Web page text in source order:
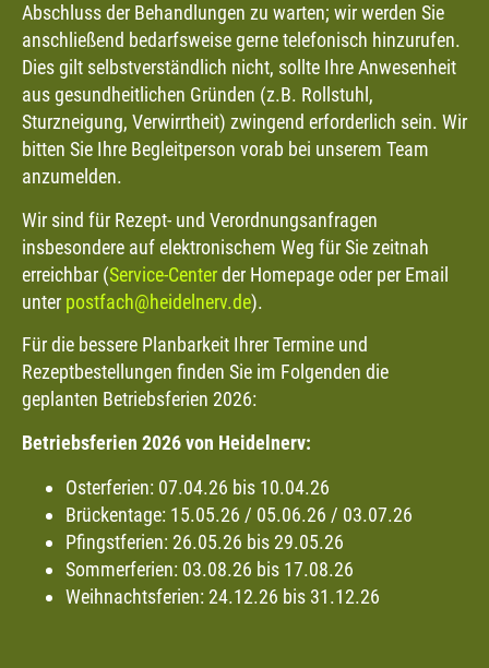
Abschluss der Behandlungen zu warten; wir werden Sie
anschließend bedarfsweise gerne telefonisch hinzurufen.
Dies gilt selbstverständlich nicht, sollte Ihre Anwesenheit
aus gesundheitlichen Gründen (z.B. Rollstuhl,
Sturzneigung, Verwirrtheit) zwingend erforderlich sein. Wir
bitten Sie Ihre Begleitperson vorab bei unserem Team
anzumelden.
Wir sind für Rezept- und Verordnungsanfragen
insbesondere auf elektronischem Weg für Sie zeitnah
erreichbar (Service-Centerder Homepage oder per Email
unter postfach@heidelnerv.de).
Für die bessere Planbarkeit Ihrer Termine und
Rezeptbestellungen finden Sie im Folgenden die
geplanten Betriebsferien 2026:
Betriebsferien 2026 von Heidelnerv:
Osterferien: 07.04.26 bis 10.04.26
Brückentage: 15.05.26 / 05.06.26 / 03.07.26
Pfingstferien: 26.05.26 bis 29.05.26
Sommerferien: 03.08.26 bis 17.08.26
Weihnachtsferien: 24.12.26 bis 31.12.26